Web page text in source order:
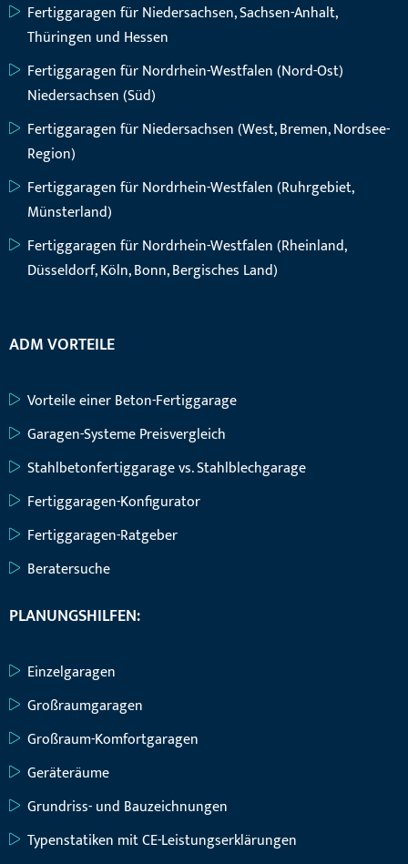
Fertiggaragen für Niedersachsen, Sachsen-Anhalt,
Thüringen und Hessen
Fertiggaragen für Nordrhein-Westfalen (Nord-Ost)
Niedersachsen (Süd)
Fertiggaragen für Niedersachsen (West, Bremen, Nordsee-
Region)
Fertiggaragen für Nordrhein-Westfalen (Ruhrgebiet,
Münsterland)
Fertiggaragen für Nordrhein-Westfalen (Rheinland,
Düsseldorf, Köln, Bonn, Bergisches Land)
ADM VORTEILE
Vorteile einer Beton-Fertiggarage
Garagen-Systeme Preisvergleich
Stahlbetonfertiggarage vs. Stahlblechgarage
Fertiggaragen-Konfigurator
Fertiggaragen-Ratgeber
Beratersuche
PLANUNGSHILFEN:
Einzelgaragen
Großraumgaragen
Großraum-Komfortgaragen
Geräteräume
Grundriss- und Bauzeichnungen
Typenstatiken mit CE-Leistungserklärungen